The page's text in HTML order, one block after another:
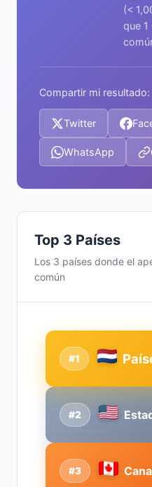
(<
que 1
Compartir mi resultado:
Twitter
WhatsApp
Top 3 Países
Los 3 países donde el
común
#2
#1
#3